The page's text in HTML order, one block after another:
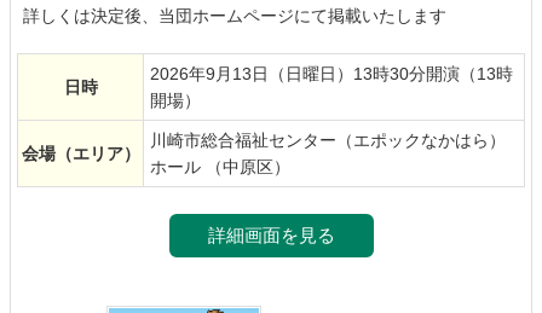
詳しくは決定後、当団ホームページにて掲載いたします
日時
2026年9月13日（日曜日）13時30分開演（13時
開場）
会場（エリア）
川崎市総合福祉センター（エポックなかはら）
ホール （中原区）
詳細画面を見る